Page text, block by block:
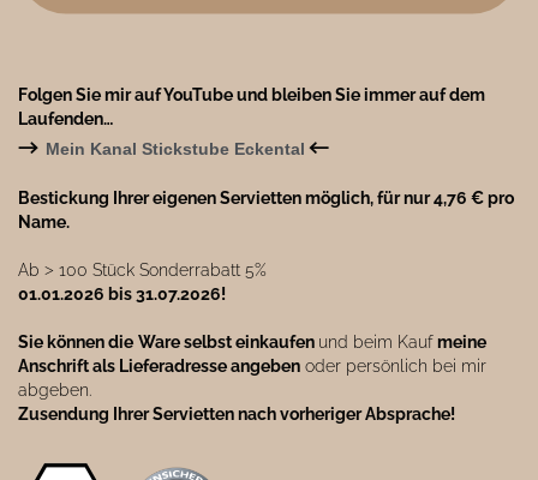
Folgen Sie mir auf YouTube und bleiben Sie immer auf dem
Laufenden…
→ Mein Kanal Stickstube Eckental ←
Bestickung Ihrer eigenen Servietten möglich, für nur 4,76 € pro
Name.
Ab ˃ 100 Stück Sonderrabatt 5%
01.01.2026 bis 31.07.2026!
Sie können die Ware selbst einkaufen und beim Kaufmeine
Anschrift als Lieferadresse angeben oder persönlich bei mir
abgeben.
Zusendung Ihrer Servietten nach vorheriger Absprache!